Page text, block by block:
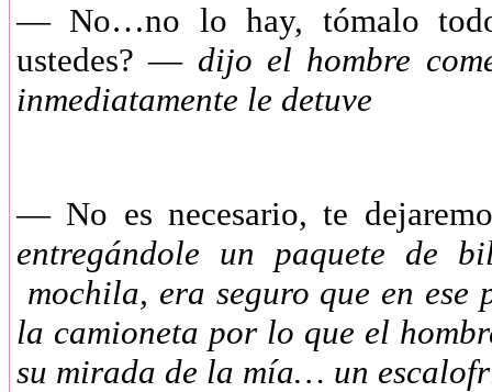
— No…no lo hay, tómalo
ustedes? —dijo el hombre
inmediatamente le detuve
— No es necesario, te
entregándole un paquete de
mochila, era seguro que en
la camioneta por lo que el
su mirada de la mía… un